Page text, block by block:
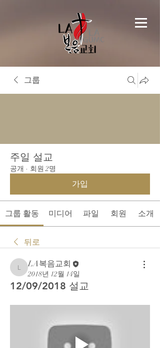
그룹
주일 설교
공개 · 회원 2명
가입
그룹 활동 미디어 파일 회원 소개
뒤로
LA복음교회
LA복음교회
2018년 12월 14일
12/09/2018 설교